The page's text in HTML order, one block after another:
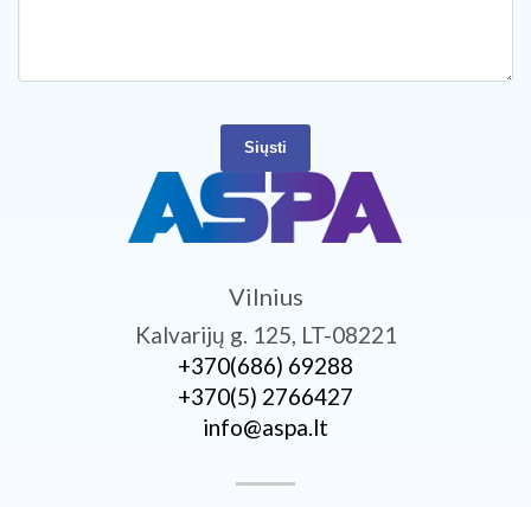
Siųsti
Vilnius
Kalvarijų g. 125, LT-08221
+370­(686) 69288
+370­(5) 2766427
info@aspa.lt